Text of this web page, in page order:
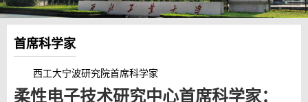
首席科学家
西工大宁波研究院首席科学家
柔性电子技术研究中心首席科学家：